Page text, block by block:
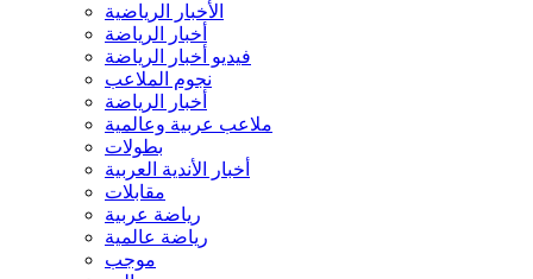
الأخبار الرياضية
أخبار الرياضة
فيديو أخبار الرياضة
نجوم الملاعب
أخبار الرياضة
ملاعب عربية وعالمية
بطولات
أخبار الأندية العربية
مقابلات
رياضة عربية
رياضة عالمية
موجب